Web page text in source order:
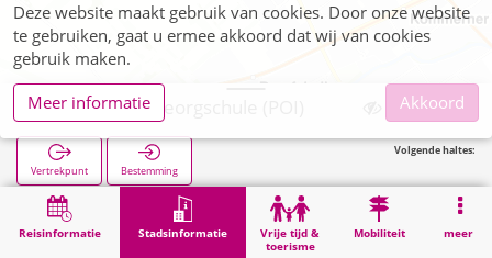
Reisinformatie Stadsinformatie
Vrije tijd &
toerisme
Mobiliteit meer
Euskirchen, Georgschule (POI)
Vertrekpunt Bestemming
Volgende haltes:
Stadsinformatie Opleiding Euskirchen, Georgschule (POI)
Deze website maakt gebruik van cookies. Door onze website
te gebruiken, gaat u ermee akkoord dat wij van cookies
gebruik maken.
Meer informatie
Akkoord